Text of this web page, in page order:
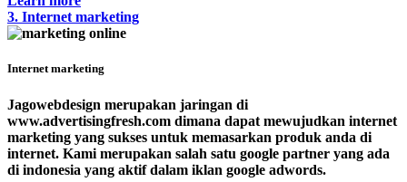
3. Internet marketing
Internet marketing
Jagowebdesign merupakan jaringan di
www.advertisingfresh.com dimana dapat mewujudkan internet
marketing yang sukses untuk memasarkan produk anda di
internet. Kami merupakan salah satu google partner yang ada
di indonesia yang aktif dalam iklan google adwords.